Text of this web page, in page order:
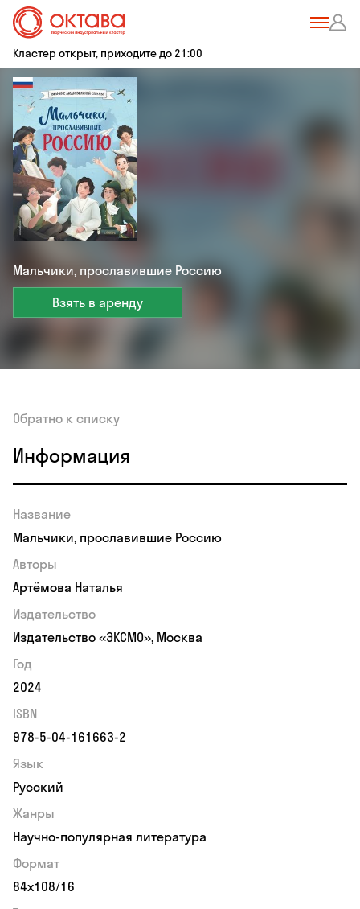
Кластер открыт, приходите до 21:00
Мальчики, прославившие Россию
Взять в аренду
Обратно к списку
Информация
Название
Мальчики, прославившие Россию
Авторы
Артёмова Наталья
Издательство
Издательство «ЭКСМО», Москва
Год
2024
ISBN
978-5-04-161663-2
Язык
Русский
Жанры
Научно-популярная литература
Формат
84x108/16